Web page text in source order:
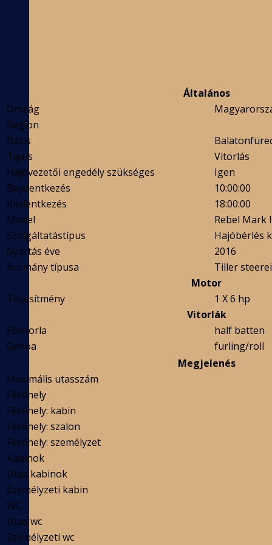
Általános
Ország
Region
Bázis
Típus
Vitorlás
Hajóvezetői engedély szükséges
Igen
Bejelentkezés
10:00:00
Kijelentkezés
18:00:00
Model
Rebel Mark
Szolgáltatástípus
Hajóbérlés
Gyártás éve
2016
Kormány típusa
Tiller
Motor
Teljesítmény
1 X 6 hp
Vitorlák
Fővitorla
half batten
Genoa
furling/roll
Megjelenés
Maximális utasszám
Férőhely
Férőhely: kabin
Férőhely: szalon
Férőhely: személyzet
Kabinok
Utas kabinok
Személyzeti kabin
WC
Utas wc
Személyzeti wc